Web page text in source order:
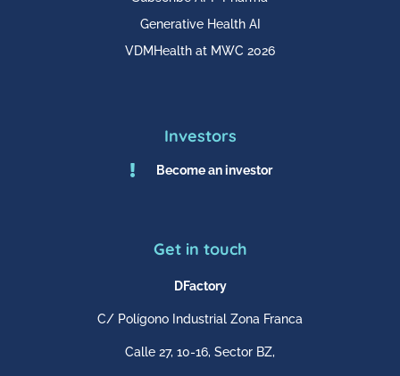
Generative Health AI
VDMHealth at MWC 2026
Investors
 Become an investor
Get in touch
DFactory
C/ Polígono Industrial Zona Franca
Calle 27, 10-16, Sector BZ,